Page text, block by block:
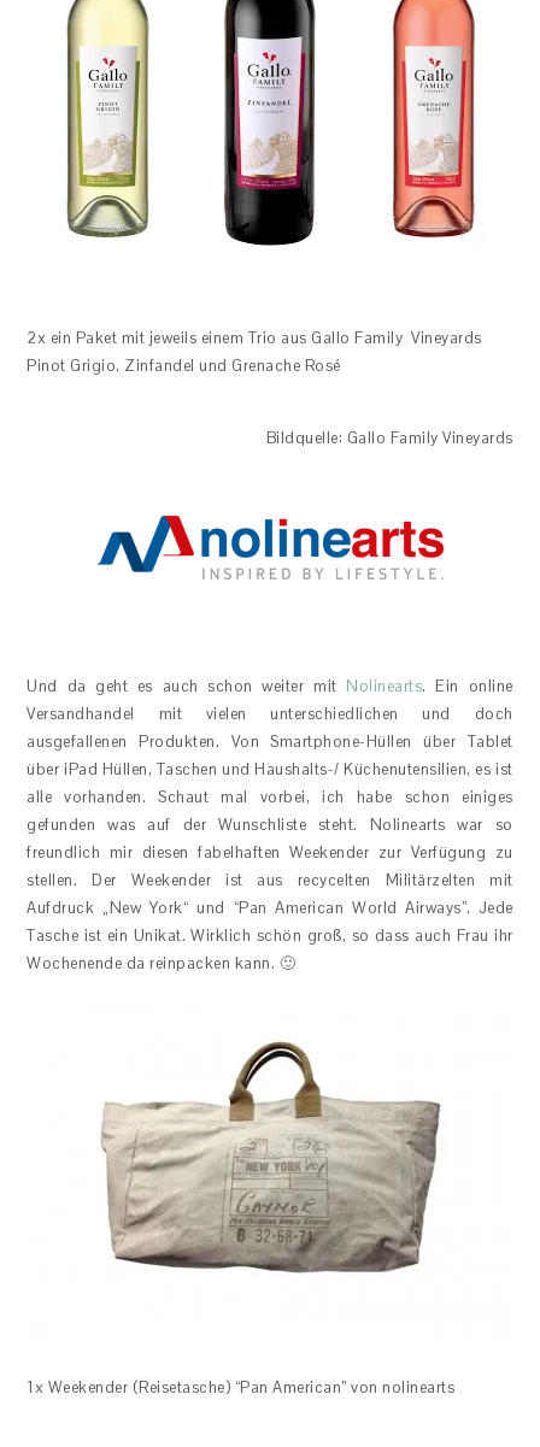
2x ein Paket mit jeweils einem Trio aus Gallo Family Vineyards
Pinot Grigio, Zinfandel und Grenache Rosé
Bildquelle: Gallo Family Vineyards
Und da geht es auch schon weiter mit Nolinearts. Ein online
Versandhandel mit vielen unterschiedlichen und doch
ausgefallenen Produkten. Von Smartphone-Hüllen über Tablet
über iPad Hüllen, Taschen und Haushalts-/ Küchenutensilien, es ist
alle vorhanden. Schaut mal vorbei, ich habe schon einiges
gefunden was auf der Wunschliste steht. Nolinearts war so
freundlich mir diesen fabelhaften Weekender zur Verfügung zu
stellen. Der Weekender ist aus recycelten Militärzelten mit
Aufdruck „New York“ und “Pan American World Airways”. Jede
Tasche ist ein Unikat. Wirklich schön groß, so dass auch Frau ihr
Wochenende da reinpacken kann. 🙂
1x Weekender (Reisetasche) “Pan American” von nolinearts